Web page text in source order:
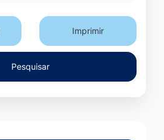
Imprimir
Pesquisar